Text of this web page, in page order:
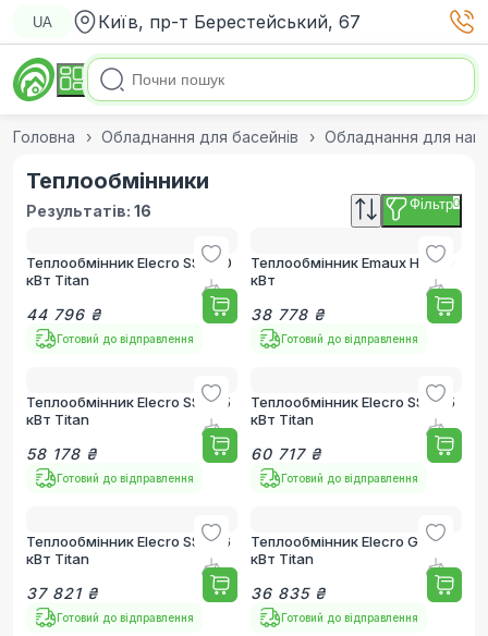
UA Київ, пр-т Берестейський, 67
Головна Обладнання для басейнів Обладнання для
Теплообмінники
Результатів: 16 Фільтр0
Теплообмінник Elecro SST 50
кВт Titan
44 796 ₴
Готовий до відправлення
Теплообмінник Emaux HE 120
кВт
38 778 ₴
Готовий до відправлення
Теплообмінник Elecro SST 75
кВт Titan
58 178 ₴
Готовий до відправлення
Теплообмінник Elecro SST 95
кВт Titan
60 717 ₴
Готовий до відправлення
Теплообмінник Elecro SST 36
кВт Titan
37 821 ₴
Готовий до відправлення
Теплообмінник Elecro G2 49
кВт Titan
36 835 ₴
Готовий до відправлення